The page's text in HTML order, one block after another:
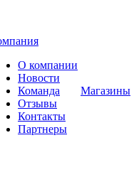
О компании
Новости
Команда
Отзывы
Контакты
Партнеры
Магазины